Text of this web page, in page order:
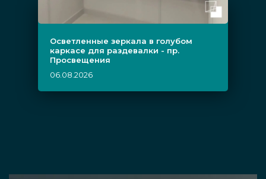
Осветленные зеркала в голубом
каркасе для раздевалки - пр.
Просвещения
06.08.2026